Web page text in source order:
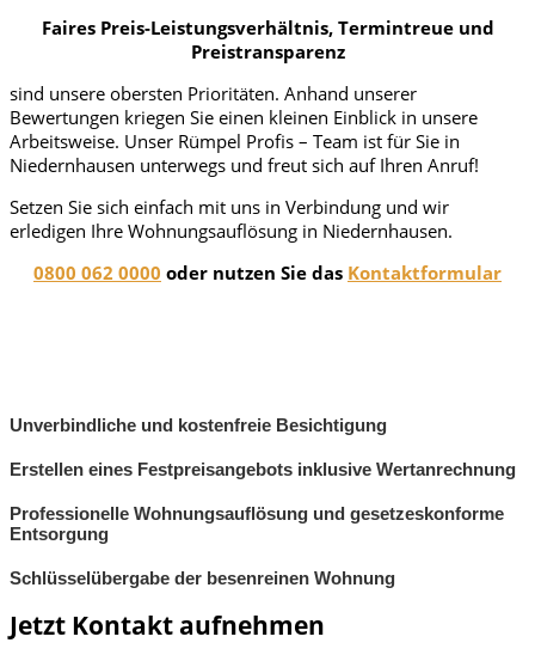
Faires Preis-Leistungsverhältnis, Termintreue und
Preistransparenz
sind unsere obersten Prioritäten. Anhand unserer
Bewertungen kriegen Sie einen kleinen Einblick in unsere
Arbeitsweise. Unser Rümpel Profis – Team ist für Sie in
Niedernhausen unterwegs und freut sich auf Ihren Anruf!
Setzen Sie sich einfach mit uns in Verbindung und wir
erledigen Ihre Wohnungsauflösung in Niedernhausen.
0800 062 0000 oder nutzen Sie das Kontaktformular
Unverbindliche und kostenfreie Besichtigung
Erstellen eines Festpreisangebots inklusive Wertanrechnung
Professionelle Wohnungsauflösung und gesetzeskonforme
Entsorgung
Schlüsselübergabe der besenreinen Wohnung
Jetzt Kontakt aufnehmen